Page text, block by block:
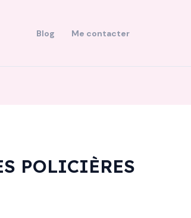
Blog Me contacter
POLICIÈRES